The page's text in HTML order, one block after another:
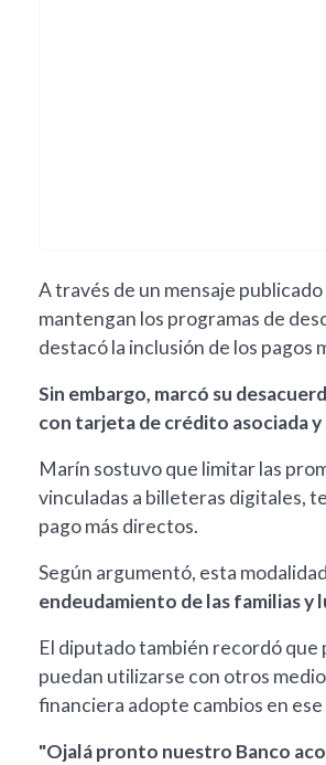
A través de un mensaje
mantengan los programas de
destacó la inclusión de los pagos
Sin embargo, marcó su
con tarjeta de crédito asociada
Marín sostuvo que limitar las
vinculadas a billeteras digitales,
pago más directos.
Según argumentó, esta modalidad
endeudamiento de las familias y
El diputado también recordó
puedan utilizarse con otros
financiera adopte cambios en
"Ojalá pronto nuestro Banco